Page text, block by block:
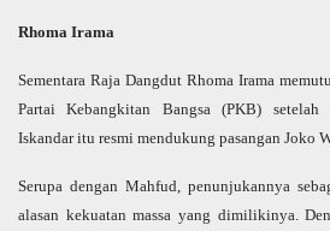
Rhoma Irama
Sementara Raja Dangdut Rhoma Irama
Partai Kebangkitan Bangsa (PKB)
Iskandar itu resmi mendukung pasangan Joko
Serupa dengan Mahfud, penunjukannya
alasan kekuatan massa yang dimilikinya.